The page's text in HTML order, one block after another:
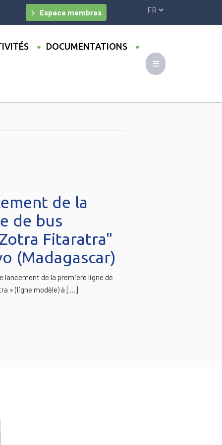
Espace membres
DOCUMENTATIONS
de la
de bus
Fitaratra"
(Madagascar)
lancement de la première ligne de
» (ligne modèle) à […]